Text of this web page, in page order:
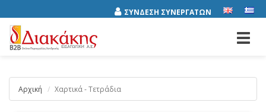
ΣΥΝΔΕΣΗ ΣΥΝΕΡΓΑΤΩΝ
Αρχική Χαρτικά - Τετράδια